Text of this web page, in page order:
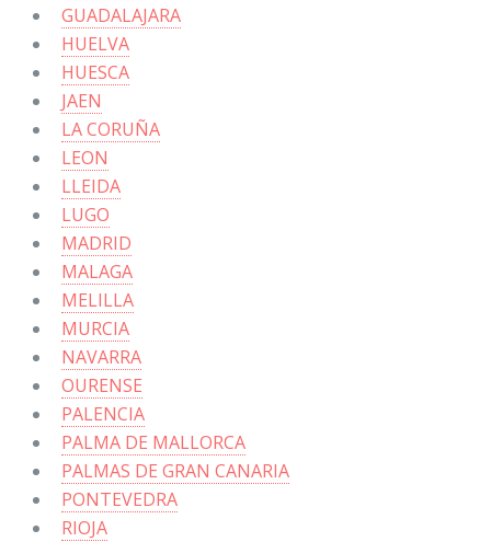
GUADALAJARA
HUELVA
HUESCA
JAEN
LA CORUÑA
LEON
LLEIDA
LUGO
MADRID
MALAGA
MELILLA
MURCIA
NAVARRA
OURENSE
PALENCIA
PALMA DE MALLORCA
PALMAS DE GRAN CANARIA
PONTEVEDRA
RIOJA